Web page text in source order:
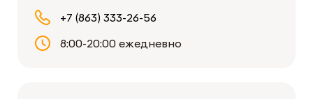
+7 (863) 333-26-56
8:00-20:00 ежедневно